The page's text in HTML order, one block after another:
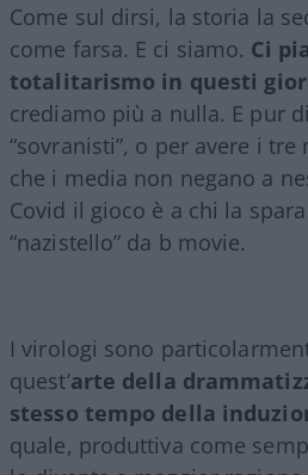
Come sul dirsi, la storia la
come farsa. E ci siamo. Ci
totalitarismo in questi
crediamo più a nulla. E pur
“sovranisti”, o per avere i
che i media non negano a
Covid il gioco è a chi la
“nazistello” da b movie.
I virologi sono
quest’arte della
stesso tempo della
quale, produttiva come